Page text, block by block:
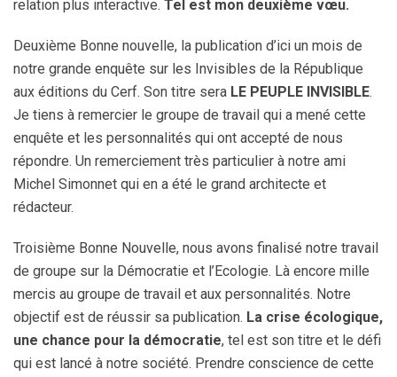
relation plus interactive. Tel est mon deuxième vœu.
Deuxième Bonne nouvelle, la publication d’ici un mois de
notre grande enquête sur les Invisibles de la République
aux éditions du Cerf. Son titre sera LE PEUPLE INVISIBLE.
Je tiens à remercier le groupe de travail qui a mené cette
enquête et les personnalités qui ont accepté de nous
répondre. Un remerciement très particulier à notre ami
Michel Simonnet qui en a été le grand architecte et
rédacteur.
Troisième Bonne Nouvelle, nous avons finalisé notre travail
de groupe sur la Démocratie et l’Ecologie. Là encore mille
mercis au groupe de travail et aux personnalités. Notre
objectif est de réussir sa publication. La crise écologique,
une chance pour la démocratie, tel est son titre et le défi
qui est lancé à notre société. Prendre conscience de cette